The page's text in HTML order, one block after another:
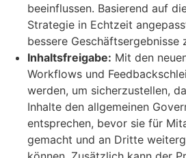
beeinflussen. Basierend auf
Strategie in Echtzeit
bessere Geschäftsergebnisse
Inhaltsfreigabe: Mit den
Workflows und
werden, um sicherzustellen,
Inhalte den allgemeinen
entsprechen, bevor sie für
gemacht und an Dritte